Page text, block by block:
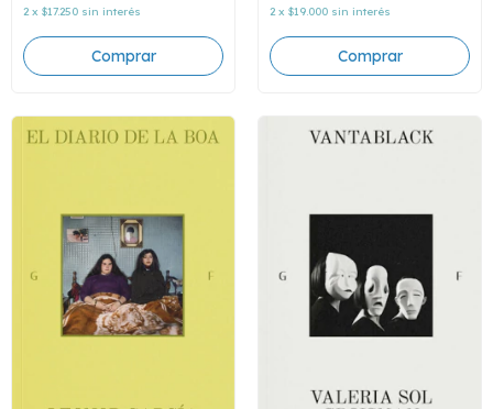
2 x $17.250 sin interés 2 x $19.000 sin interés